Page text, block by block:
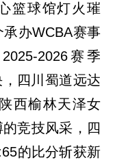
篮球馆灯火璀
办WCBA赛事
2026赛季
四川蜀道远达
西榆林天泽女
竞技风采，四
的比分斩获新